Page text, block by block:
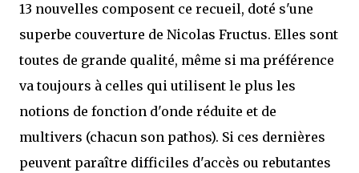
13 nouvelles composent ce recueil, doté s'une
superbe couverture de Nicolas Fructus. Elles sont
toutes de grande qualité, même si ma préférence
va toujours à celles qui utilisent le plus les
notions de fonction d'onde réduite et de
multivers (chacun son pathos). Si ces dernières
peuvent paraître difficiles d'accès ou rebutantes